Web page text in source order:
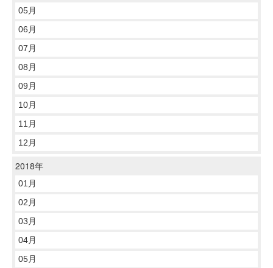
05月
06月
07月
08月
09月
10月
11月
12月
2018年
01月
02月
03月
04月
05月